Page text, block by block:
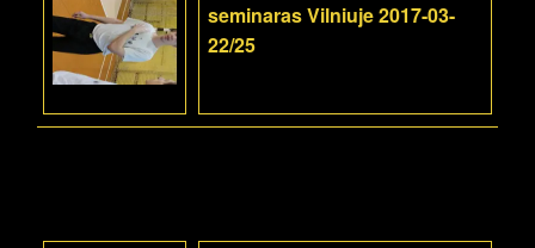
seminaras Vilniuje 2017-03-
22/25